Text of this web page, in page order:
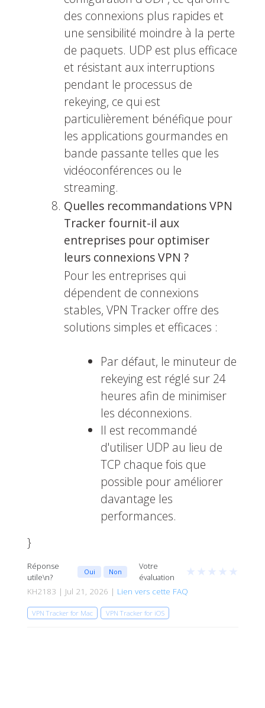
des connexions plus rapides et
une sensibilité moindre à la perte
de paquets. UDP est plus efficace
et résistant aux interruptions
pendant le processus de
rekeying, ce qui est
particulièrement bénéfique pour
les applications gourmandes en
bande passante telles que les
vidéoconférences ou le
streaming.
Quelles recommandations VPN
Tracker fournit-il aux
entreprises pour optimiser
leurs connexions VPN ?
Pour les entreprises qui
dépendent de connexions
stables, VPN Tracker offre des
solutions simples et efficaces :
Par défaut, le minuteur de
rekeying est réglé sur 24
heures afin de minimiser
les déconnexions.
Il est recommandé
d'utiliser UDP au lieu de
TCP chaque fois que
possible pour améliorer
davantage les
performances.
}
Réponse
utile\n?
Oui Non
Votre
évaluation
★ ★ ★ ★ ★
KH2183 | Jul 21, 2026 | Lien vers cette FAQ
VPN Tracker for Mac VPN Tracker for iOS